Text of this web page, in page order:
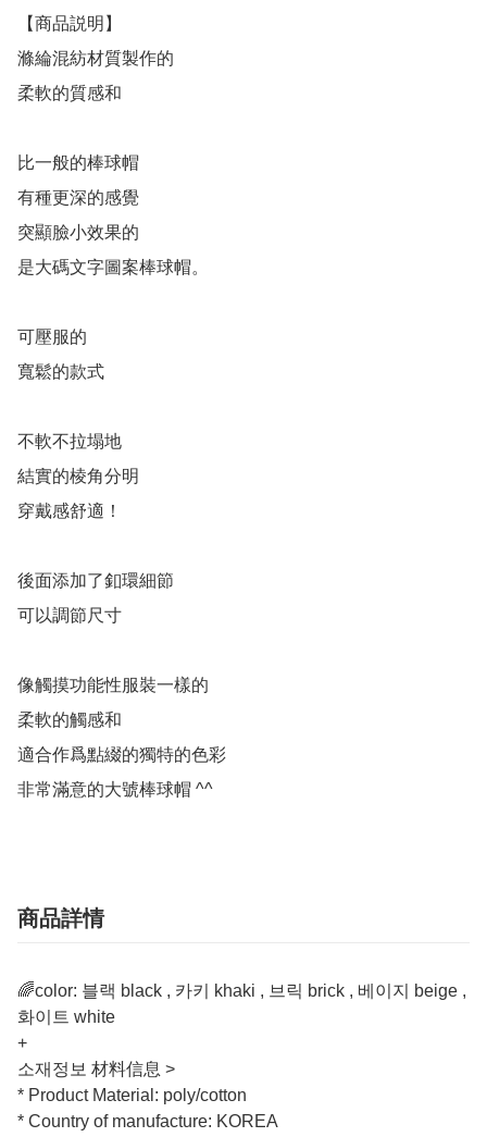
【商品説明】
滌綸混紡材質製作的
柔軟的質感和
比一般的棒球帽
有種更深的感覺
突顯臉小效果的
是大碼文字圖案棒球帽。
可壓服的
寬鬆的款式
不軟不拉塌地
結實的棱角分明
穿戴感舒適！
後面添加了釦環細節
可以調節尺寸
像觸摸功能性服裝一樣的
柔軟的觸感和
適合作爲點綴的獨特的色彩
非常滿意的大號棒球帽 ^^
商品詳情
🌈color: 블랙 black , 카키 khaki , 브릭 brick , 베이지 beige ,
화이트 white
+
소재정보 材料信息 >
* Product Material: poly/cotton
* Country of manufacture: KOREA